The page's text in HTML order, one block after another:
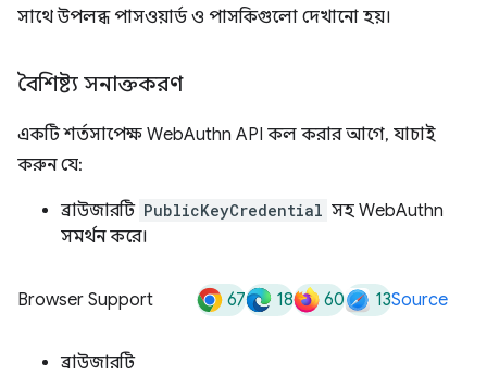
সাথে উপলব্ধ পাসওয়ার্ড ও পাসকিগুলো দেখানো হয়।
বৈশিষ্ট্য সনাক্তকরণ
একটি শর্তসাপেক্ষ WebAuthn API কল করার আগে, যাচাই
করুন যে:
ব্রাউজারটি PublicKeyCredential সহ WebAuthn
সমর্থন করে।
Browser Support 67 18 60 13Source
ব্রাউজারটি